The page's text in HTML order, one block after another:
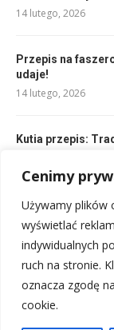
Cenimy
Używamy plików
wyświetlać
indywidualnych
ruch na stronie.
oznacza zgodę
cookie.
14 lutego, 2026
Przepis na
udaje!
14 lutego, 2026
Kutia przepis:
14 lutego, 2026
Zupa dyniowa
28 lutego, 2026